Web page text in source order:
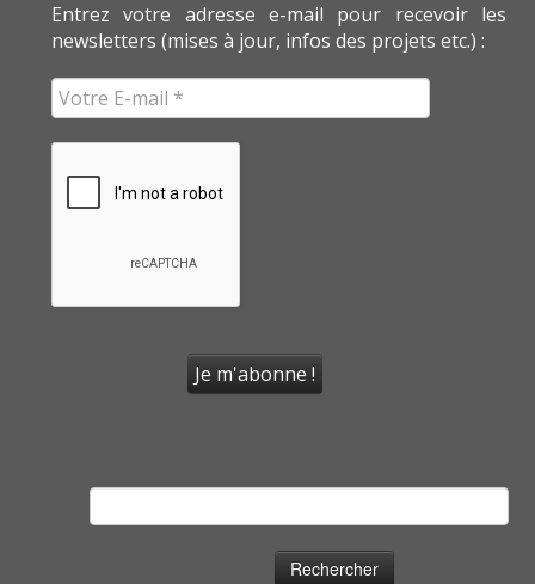
Entrez votre adresse e-mail pour recevoir les
newsletters (mises à jour, infos des projets etc.) :